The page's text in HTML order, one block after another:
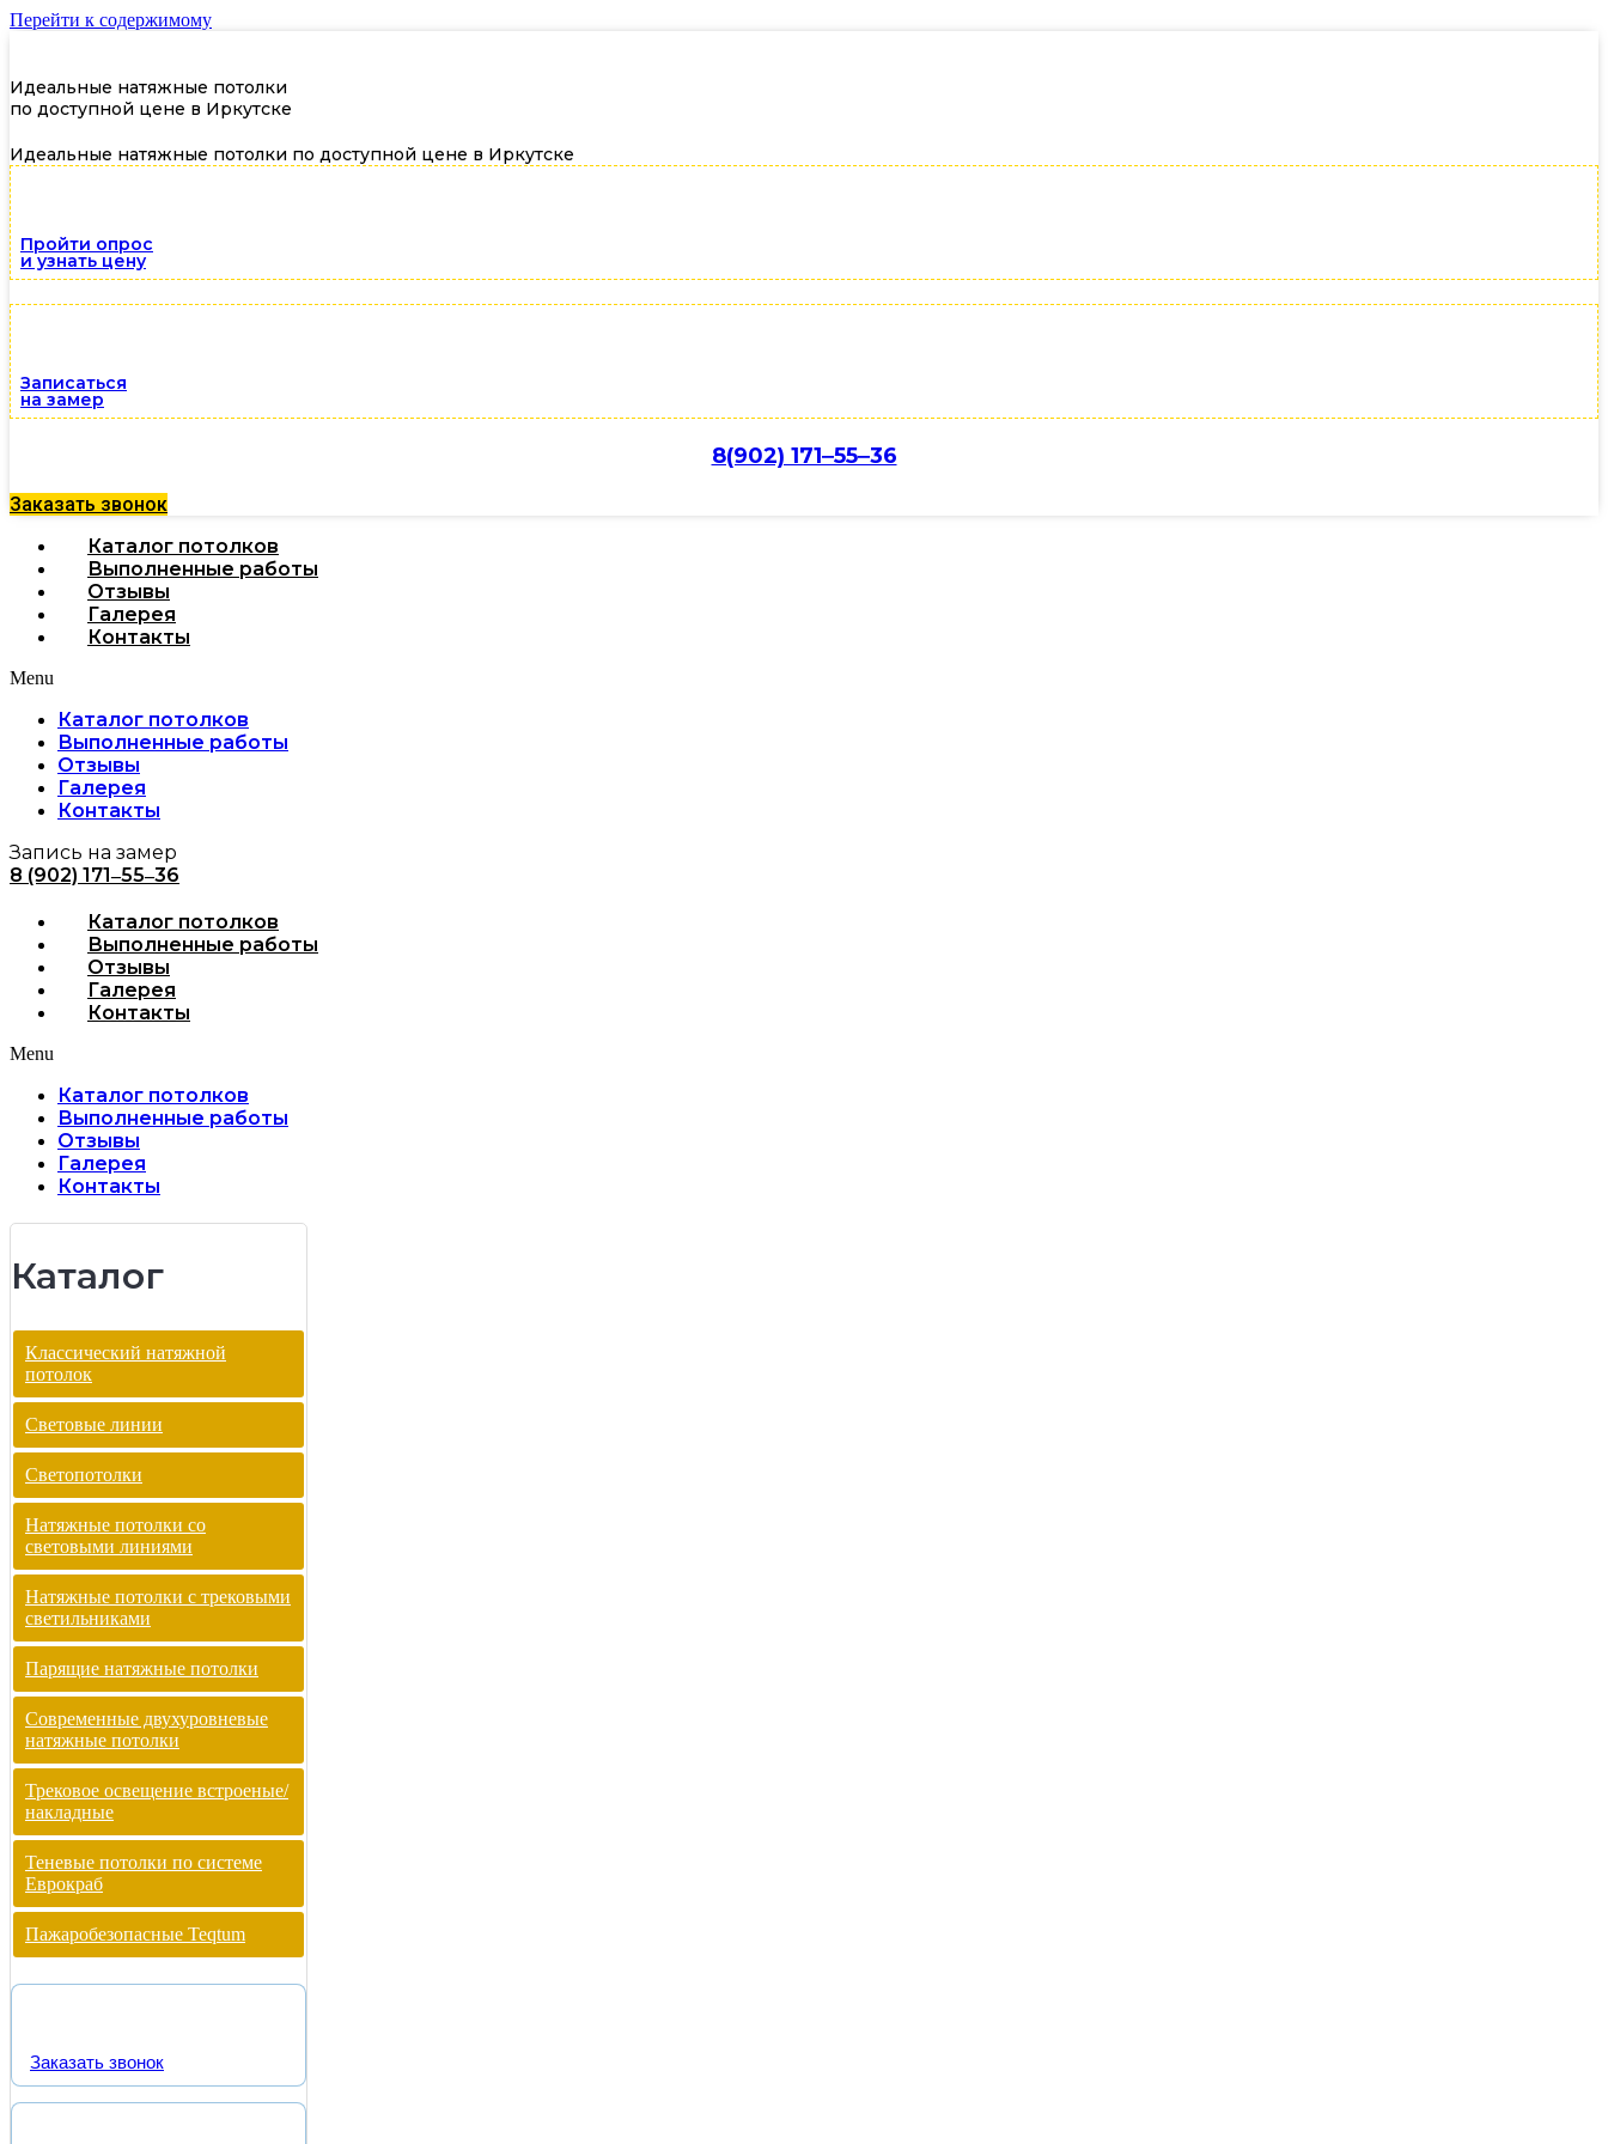
Перейти к содержимому
Идеальные натяжные потолки
по доступной цене в Иркутске
Идеальные натяжные потолки по доступной цене в Иркутске
Пройти опрос
и узнать цену
Записаться
на замер
8(902) 171‒55‒36
Заказать звонок
Каталог потолков
Выполненные работы
Отзывы
Галерея
Контакты
Menu
Каталог потолков
Выполненные работы
Отзывы
Галерея
Контакты
Запись на замер
8 (902) 171‒55‒36
Каталог потолков
Выполненные работы
Отзывы
Галерея
Контакты
Menu
Каталог потолков
Выполненные работы
Отзывы
Галерея
Контакты
Каталог
Классический натяжной
потолок
Световые линии
Светопотолки
Натяжные потолки со
световыми линиями
Натяжные потолки с трековыми
светильниками
Парящие натяжные потолки
Современные двухуровневые
натяжные потолки
Трековое освещение встроеные/
накладные
Теневые потолки по системе
Еврокраб
Пажаробезопасные Teqtum
Заказать звонок